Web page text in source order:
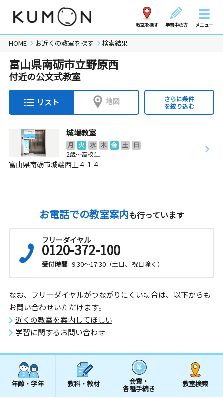
教室を探す 学習中の方 メニュー
HOME お近くの教室を探す 検索結果
富山県南砺市立野原西
付近の公文式教室
リスト 地図
さらに条件
を絞り込む
城端教室
月 火 水 木 金 土
日
2歳～高校生
富山県南砺市城端西上４１４
お電話での教室案内も行っています
フリーダイヤル
0120-372-100
受付時間 9:30～17:30（土日、祝日除く）
なお、フリーダイヤルがつながりにくい場合は、以下からも
お問い合わせいただけます。
近くの教室を案内してほしい
学習に関するお問い合わせ
年齢・学年 教科・教材 会費・
各種手続き
教室検索